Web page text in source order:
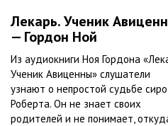
Лекарь. Ученик
— Гордон Ной
Из аудиокниги Ноя Гордона
Ученик Авиценны» слушатели
узнают о непростой судьбе
Роберта. Он не знает своих
родителей и не понимает,